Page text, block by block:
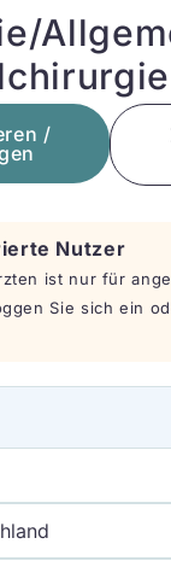
/
Nutzer
ist nur für
Sie sich ein